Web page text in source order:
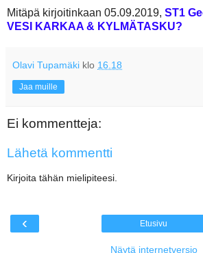
Mitäpä kirjoitinkaan 05.09.2019, ST1
VESI KARKAA & KYLMÄTASKU?
Olavi Tupamäki klo 16.18
Jaa muille
Ei kommentteja:
Lähetä kommentti
Kirjoita tähän mielipiteesi.
‹ Etusivu
Näytä internetversio